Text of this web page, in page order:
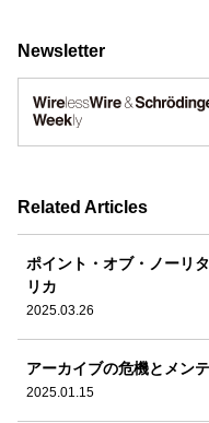
Newsletter
Related Articles
ポイント・オブ・ノーリ
リカ
2025.03.26
アーカイブの危機とメン
2025.01.15